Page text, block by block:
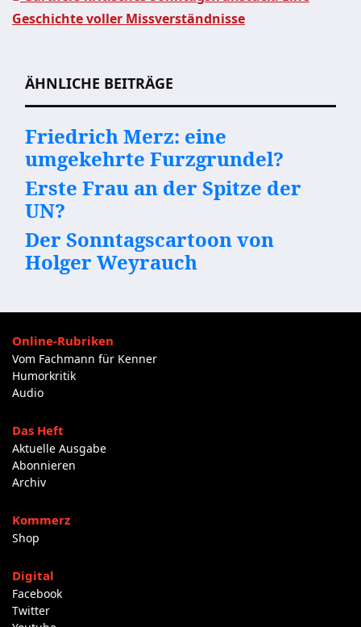
Geschichte voller Missverständnisse
ÄHNLICHE BEITRÄGE
Friedrich Merz: eine
umgekehrte Furzgrundel?
Erste Frau an der Spitze der
UN?
Der Sonntagscartoon von
Holger Weyrauch
Online-Rubriken
Vom Fachmann für Kenner
Humorkritik
Audio
Das Heft
Aktuelle Ausgabe
Abonnieren
Archiv
Kommerz
Shop
Digital
Facebook
Twitter